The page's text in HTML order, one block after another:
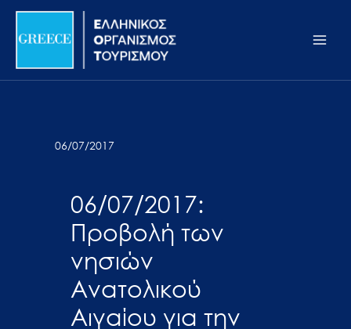
Σημείωση:
ιστότοπος
προσβασιμότητας.
Μετάβαση
περιεχόμενο
06/07/2017
06/07/2017:
Προβολή των
νησιών
Ανατολικού
Αιγαίου για την